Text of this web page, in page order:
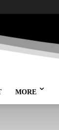
MORE